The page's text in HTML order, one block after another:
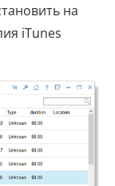
на
iTunes